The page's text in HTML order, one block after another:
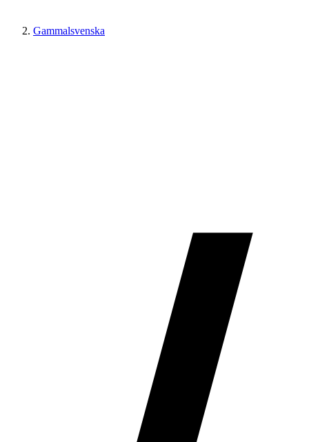
Gammalsvenska